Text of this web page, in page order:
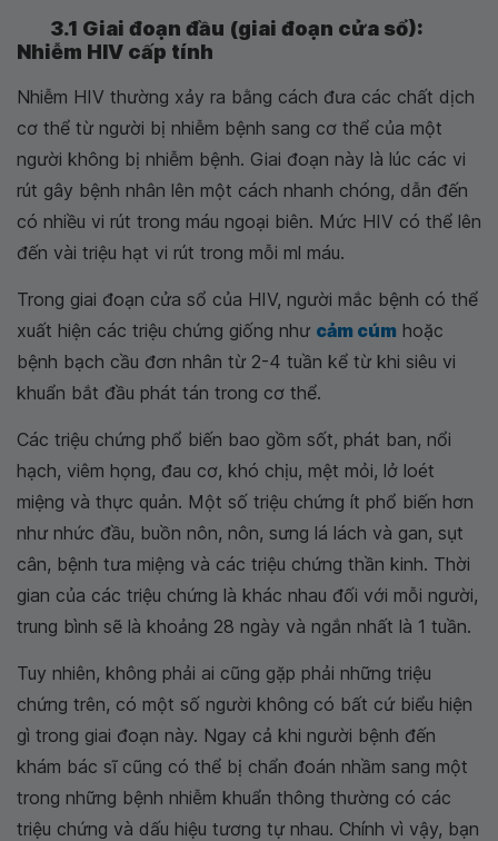
3.1 Giai đoạn đầu (giai đoạn cửa sổ):
Nhiễm HIV cấp tính
Nhiễm HIV thường xảy ra bằng cách đưa các chất dịch
cơ thể từ người bị nhiễm bệnh sang cơ thể của một
người không bị nhiễm bệnh. Giai đoạn này là lúc các vi
rút gây bệnh nhân lên một cách nhanh chóng, dẫn đến
có nhiều vi rút trong máu ngoại biên. Mức HIV có thể lên
đến vài triệu hạt vi rút trong mỗi ml máu.
Trong giai đoạn cửa sổ của HIV, người mắc bệnh có thể
xuất hiện các triệu chứng giống như cảm cúm hoặc
bệnh bạch cầu đơn nhân từ 2-4 tuần kể từ khi siêu vi
khuẩn bắt đầu phát tán trong cơ thể.
Các triệu chứng phổ biến bao gồm sốt, phát ban, nổi
hạch, viêm họng, đau cơ, khó chịu, mệt mỏi, lở loét
miệng và thực quản. Một số triệu chứng ít phổ biến hơn
như nhức đầu, buồn nôn, nôn, sưng lá lách và gan, sụt
cân, bệnh tưa miệng và các triệu chứng thần kinh. Thời
gian của các triệu chứng là khác nhau đối với mỗi người,
trung bình sẽ là khoảng 28 ngày và ngắn nhất là 1 tuần.
Tuy nhiên, không phải ai cũng gặp phải những triệu
chứng trên, có một số người không có bất cứ biểu hiện
gì trong giai đoạn này. Ngay cả khi người bệnh đến
khám bác sĩ cũng có thể bị chẩn đoán nhầm sang một
trong những bệnh nhiễm khuẩn thông thường có các
triệu chứng và dấu hiệu tương tự nhau. Chính vì vậy, bạn